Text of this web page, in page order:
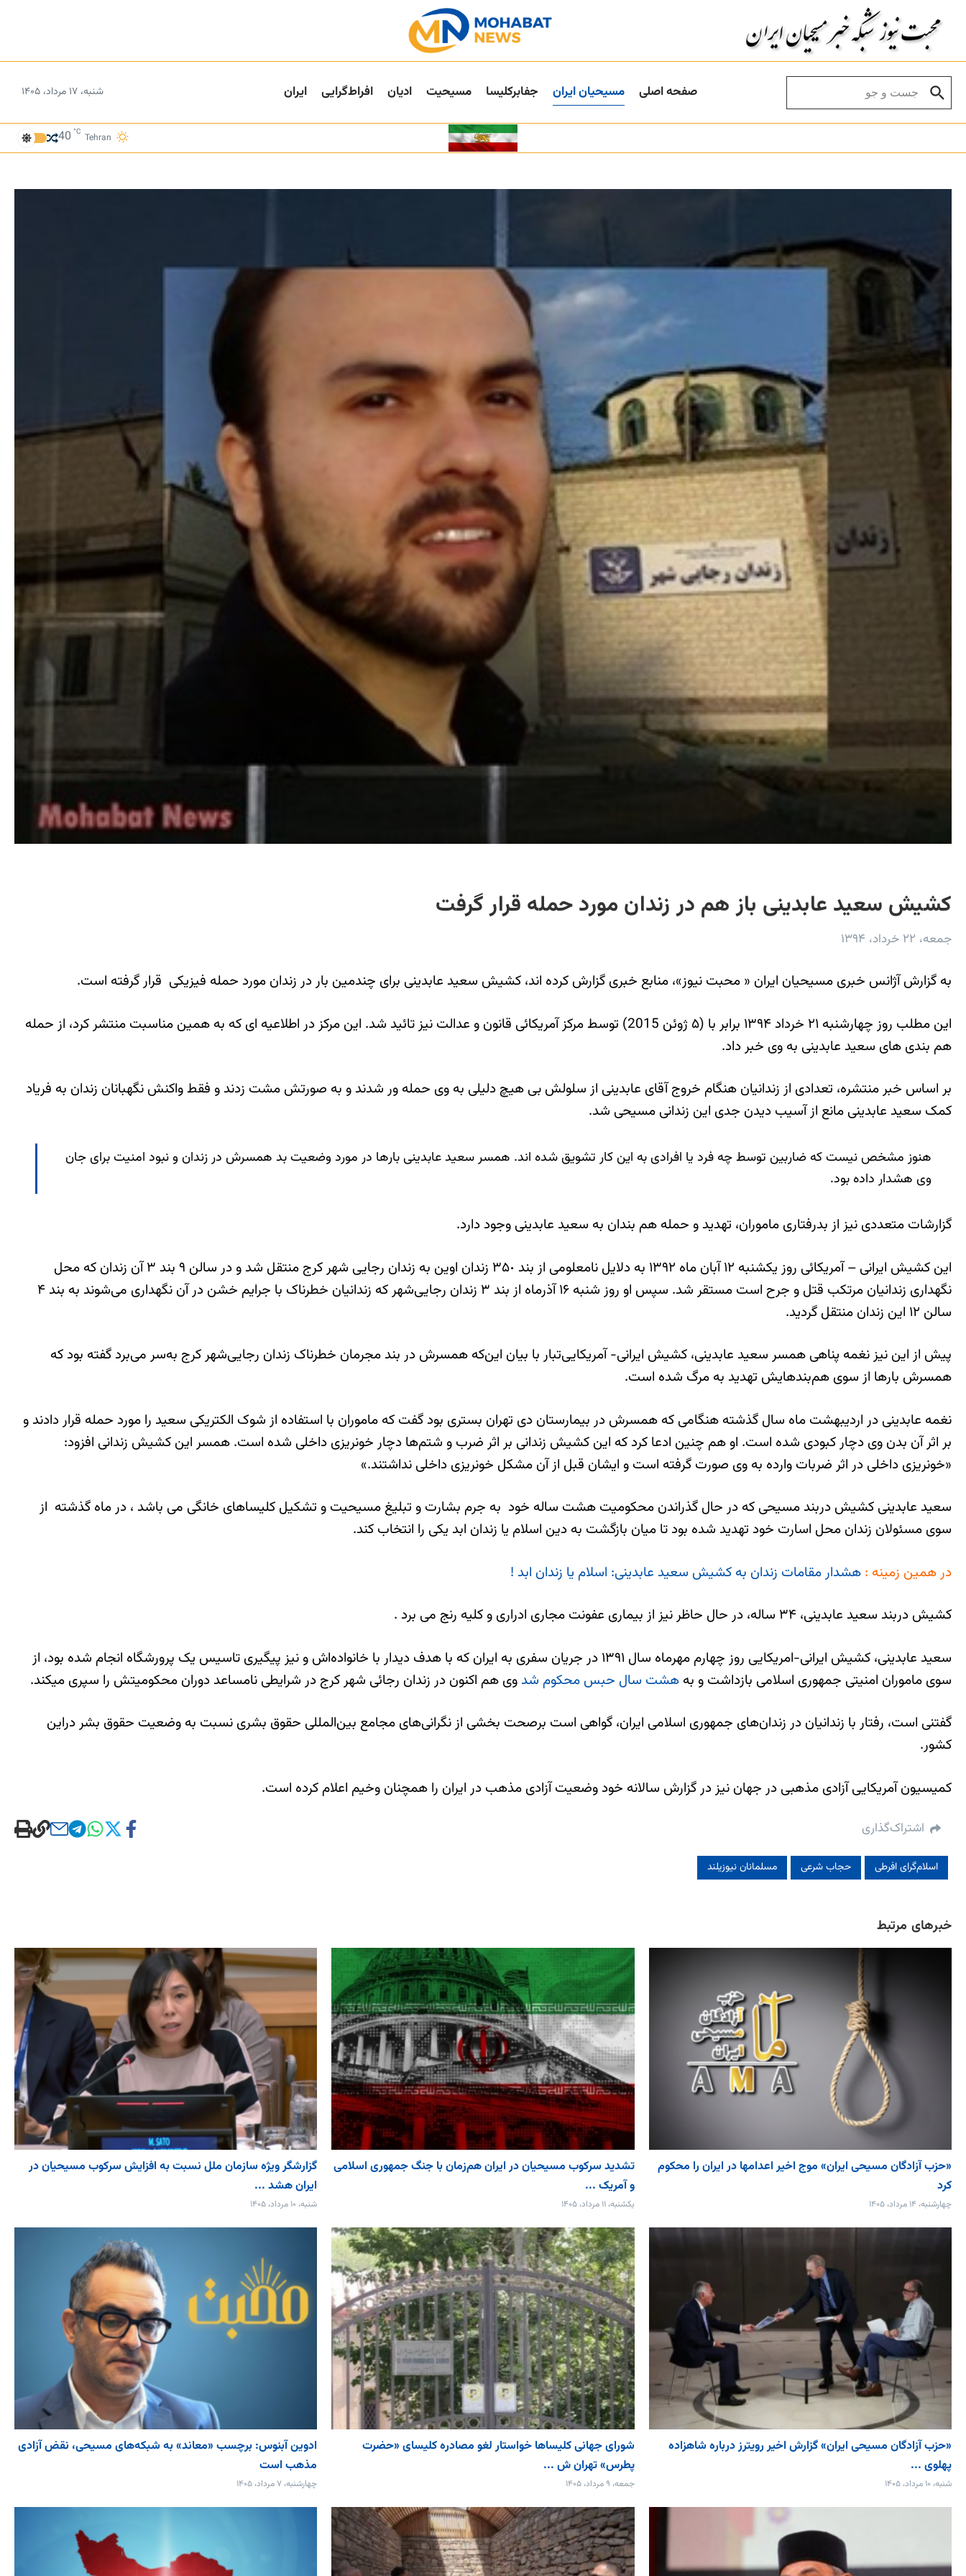
صفحه اصلی مسیحیان ایران جفا‌بر‌کلیسا مسیحیت ادیان افراط‌گرایی ایران شنبه، ۱۷ مرداد، ۱۴۰۵
Tehran
40 °C
کشیش سعید عابدینی باز هم در زندان مورد حمله قرار گرفت
جمعه، ۲۲ خرداد، ۱۳۹۴
به گزارش آژانس خبری مسیحیان ایران « محبت نیوز»، منابع خبری گزارش کرده اند، کشیش سعید عابدینی برای چندمین بار در زندان مورد حمله فیزیکی قرار گرفته است.
این مطلب روز چهارشنبه ۲۱ خرداد ۱۳۹۴ برابر با (۵ ژوئن 2015) توسط مرکز آمریکائی قانون و عدالت نیز تائید شد. این مرکز در اطلاعیه ای که به همین مناسبت منتشر کرد، از حمله
هم بندی های سعید عابدینی به وی خبر داد.
بر اساس خبر منتشره، تعدادی از زندانیان هنگام خروج آقای عابدینی از سلولش بی هیچ دلیلی به وی حمله ور شدند و به صورتش مشت زدند و فقط واکنش نگهبانان زندان به فریاد
کمک سعید عابدینی مانع از آسیب دیدن جدی این زندانی مسیحی شد.
هنوز مشخص نیست که ضاربین توسط چه فرد یا افرادی به این کار تشویق شده اند. همسر سعید عابدینی بارها در مورد وضعیت بد همسرش در زندان و نبود امنیت برای جان
وی هشدار داده بود.
گزارشات متعددی نیز از بدرفتاری ماموران، تهدید و حمله هم بندان به سعید عابدینی وجود دارد.
این کشیش ایرانی – آمریکائی روز یکشنبه ۱۲ آبان ماه ۱۳۹۲ به دلایل نامعلومی از بند ٣۵٠ زندان اوین به زندان رجایی شهر کرج منتقل شد و در سالن ٩ بند ٣ آن زندان که محل
نگهداری زندانیان مرتکب قتل و جرح است مستقر شد. سپس او روز شنبه ۱۶ آذرماه از بند ۳ زندان رجایی‌شهر که زندانیان خطرناک با جرایم خشن در آن نگهداری می‌شوند به بند ۴
سالن ۱۲ این زندان منتقل گردید.
پیش از این نیز نغمه پناهی همسر سعید عابدینی، کشیش ایرانی- آمریکایی‌تبار با بیان این‌که همسرش در بند مجرمان خطرناک زندان رجایی‌شهر کرج به‌سر می‌برد گفته بود که
همسرش بارها از سوی هم‌بند‌هایش تهدید به مرگ شده است.
نغمه عابدینی در اردیبهشت ماه سال گذشته هنگامی که همسرش در بیمارستان دی تهران بستری بود گفت که ماموران با استفاده از شوک الکتریکی سعید را مورد حمله قرار دادند و
بر اثر آن بدن وی دچار کبودی شده است. او هم چنین ادعا کرد که این کشیش زندانی بر اثر ضرب و شتم‌ها دچار خونریزی داخلی شده است. همسر این کشیش زندانی افزود:
«خونریزی داخلی در اثر ضربات وارده به وی صورت گرفته است و ایشان قبل از آن مشکل خونریزی داخلی نداشتند.»
سعيد عابدينی كشيش دربند مسیحی که در حال گذراندن محکومیت هشت ساله خود به جرم بشارت و تبلیغ مسیحیت و تشکیل کلیساهای خانگی می باشد ، در ماه گذشته از
سوی مسئولان زندان محل اسارت خود تهديد شده بود تا ميان بازگشت به دين اسلام يا زندان ابد يكی را انتخاب كند.
در همین زمینه : هشدار مقامات زندان به کشیش سعید عابدینی: اسلام یا زندان ابد !
کشیش دربند سعید عابدینی، ۳۴ ساله، در حال حاظر نیز از بیماری عفونت مجاری ادراری و کلیه رنج می برد .
سعید عابدینی، کشیش ایرانی-امریکایی روز چهارم مهرماه سال ۱۳۹۱ در جریان سفری به ایران که با هدف دیدار با خانواده‌اش و نیز پیگیری تاسیس یک پرورشگاه انجام شده بود، از
سوی ماموران امنیتی جمهوری اسلامی بازداشت و به هشت سال حبس محکوم شد وی هم اکنون در زندان رجائی شهر کرج در شرایطی نامساعد دوران محکومیتش را سپری میکند.
گفتنی است، رفتار با زندانیان در زندان‌های جمهوری اسلامی ایران، گواهی است برصحت بخشی از نگرانی‌های مجامع بین‌المللی حقوق بشری نسبت به وضعیت حقوق بشر دراین
کشور.
کمیسیون آمریکایی آزادی مذهبی در جهان نیز در گزارش سالانه خود وضعیت آزادی مذهب در ایران را همچنان وخیم‌ اعلام کرده است.
اشتراک‌گذاری
اسلام‌گرای افرطی حجاب شرعی مسلمانان نیوزیلند
خبرهای مرتبط
«حزب آزادگان مسیحی ایران» موج اخیر اعدامها در ایران را محکوم
کرد
چهارشنبه، ۱۴ مرداد، ۱۴۰۵
تشدید سرکوب مسیحیان در ایران هم‌زمان با جنگ جمهوری اسلامی
و آمریک ...
یکشنبه، ۱۱ مرداد، ۱۴۰۵
گزارشگر ویژه سازمان ملل نسبت به افزایش سرکوب مسیحیان در
ایران هشد ...
شنبه، ۱۰ مرداد، ۱۴۰۵
«حزب آزادگان مسیحی ایران» گزارش اخیر رویترز درباره شاهزاده
پهلوی ...
شنبه، ۱۰ مرداد، ۱۴۰۵
شورای جهانی کلیساها خواستار لغو مصادره کلیسای «حضرت
پطرس» تهران ش ...
جمعه، ۹ مرداد، ۱۴۰۵
ادوین آبنوس: برچسب «معاند» به شبکه‌های مسیحی، نقض آزادی
مذهب است
چهارشنبه، ۷ مرداد، ۱۴۰۵